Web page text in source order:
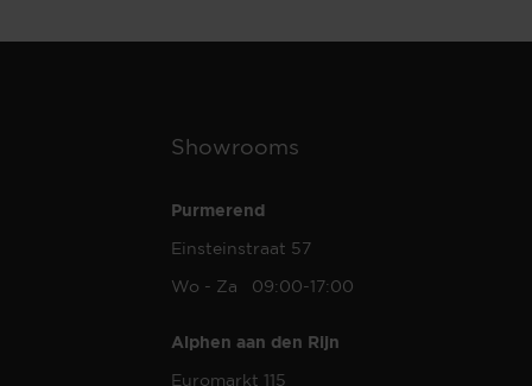
Showrooms
Purmerend
Einsteinstraat 57
Wo - Za 09:00-17:00
Alphen aan den Rijn
Euromarkt 115